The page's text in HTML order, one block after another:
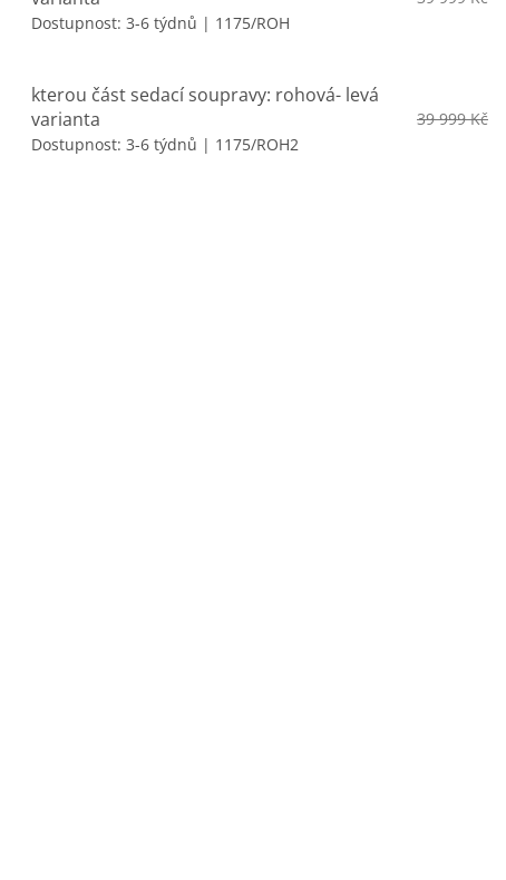
Dostupnost: 3-6 týdnů | 1175/ROH
kterou část sedací soupravy: rohová- levá
varianta
Dostupnost: 3-6 týdnů | 1175/ROH2
39 999 Kč